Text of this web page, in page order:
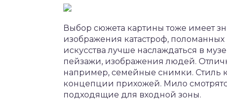
Выбор сюжета картины тоже имеет
изображения катастроф,
искусства лучше наслаждаться в
пейзажи, изображения людей.
например, семейные снимки. Стиль
концепции прихожей. Мило
подходящие для входной зоны.